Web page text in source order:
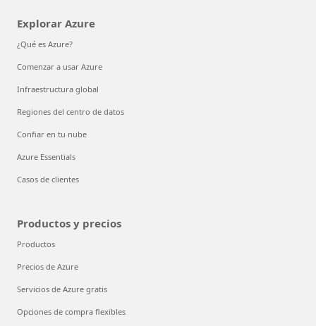
Explorar Azure
¿Qué es Azure?
Comenzar a usar Azure
Infraestructura global
Regiones del centro de datos
Confiar en tu nube
Azure Essentials
Casos de clientes
Productos y precios
Productos
Precios de Azure
Servicios de Azure gratis
Opciones de compra flexibles